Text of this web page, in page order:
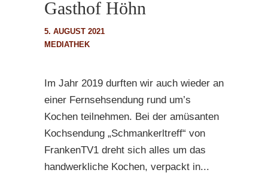
Gasthof Höhn
5. AUGUST 2021
MEDIATHEK
Im Jahr 2019 durften wir auch wieder an
einer Fernsehsendung rund um’s
Kochen teilnehmen. Bei der amüsanten
Kochsendung „Schmankerltreff“ von
FrankenTV1 dreht sich alles um das
handwerkliche Kochen, verpackt in...